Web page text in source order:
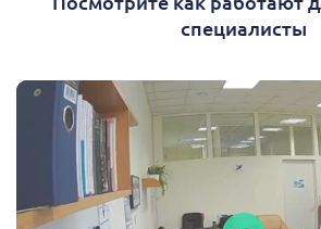
специалисты